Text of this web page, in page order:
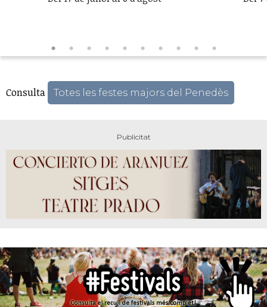
Consulta Totes les festes majors del Penedès